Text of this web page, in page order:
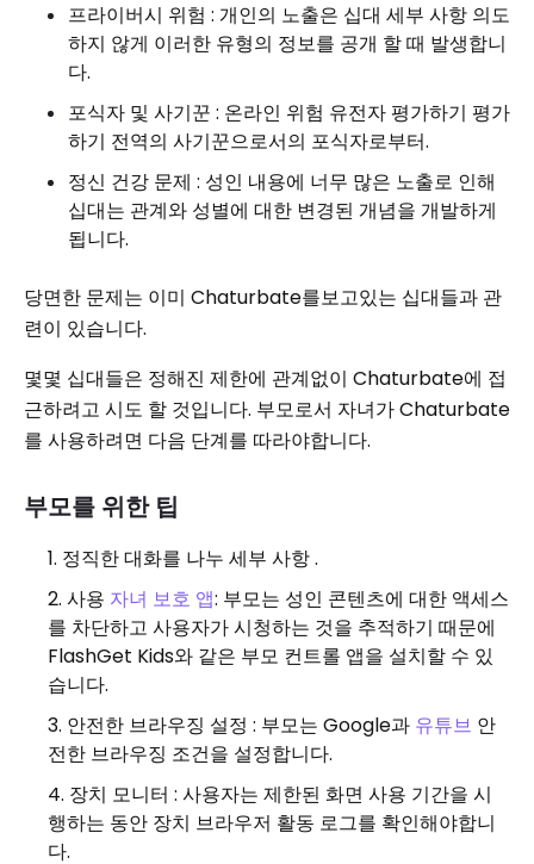
프라이버시 위험 : 개인의 노출은 십대 세부 사항 의도
하지 않게 이러한 유형의 정보를 공개 할 때 발생합니
다.
포식자 및 사기꾼 : 온라인 위험 유전자 평가하기 평가
하기 전역의 사기꾼으로서의 포식자로부터.
정신 건강 문제 : 성인 내용에 너무 많은 노출로 인해
십대는 관계와 성별에 대한 변경된 개념을 개발하게
됩니다.
당면한 문제는 이미 Chaturbate를보고있는 십대들과 관
련이 있습니다.
몇몇 십대들은 정해진 제한에 관계없이 Chaturbate에 접
근하려고 시도 할 것입니다. 부모로서 자녀가 Chaturbate
를 사용하려면 다음 단계를 따라야합니다.
부모를 위한 팁
정직한 대화를 나누 세부 사항 .
사용 자녀 보호 앱: 부모는 성인 콘텐츠에 대한 액세스
를 차단하고 사용자가 시청하는 것을 추적하기 때문에
FlashGet Kids와 같은 부모 컨트롤 앱을 설치할 수 있
습니다.
안전한 브라우징 설정 : 부모는 Google과 유튜브 안
전한 브라우징 조건을 설정합니다.
장치 모니터 : 사용자는 제한된 화면 사용 기간을 시
행하는 동안 장치 브라우저 활동 로그를 확인해야합니
다.